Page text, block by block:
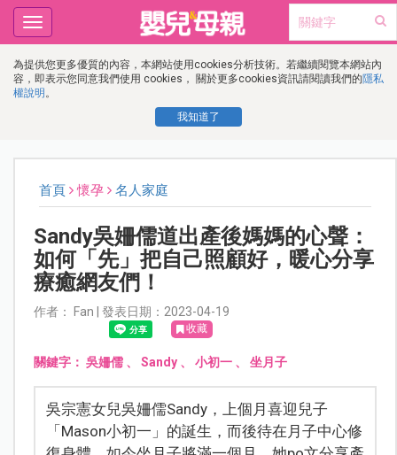
為提供您更多優質的內容，本網站使用cookies分析技術。若繼續閱覽本網站內
容，即表示您同意我們使用 cookies， 關於更多cookies資訊請閱讀我們的隱私
權說明 。
我知道了
Toggle
navigation
首頁 懷孕 名人家庭
Sandy吳姍儒道出產後媽媽的心聲：
如何「先」把自己照顧好，暖心分享
療癒網友們！
作者： Fan | 發表日期：2023-04-19
收藏
關鍵字： 吳姍儒、 Sandy、 小初一、 坐月子
吳宗憲女兒吳姍儒Sandy，上個月喜迎兒子
「Mason小初一」的誕生，而後待在月子中心修